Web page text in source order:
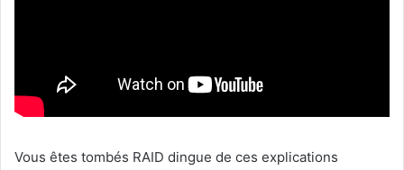
Vous êtes tombés RAID dingue de ces explications